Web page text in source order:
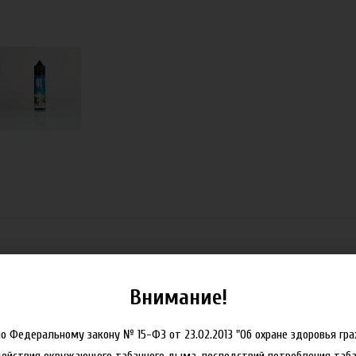
Внимание!
Федеральному закону № 15-ФЗ от 23.02.2013 "Об охране здоровья